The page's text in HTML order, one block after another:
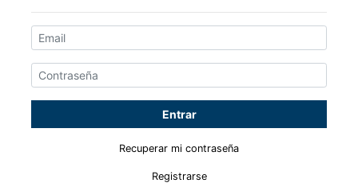
Recuperar mi contraseña
Registrarse